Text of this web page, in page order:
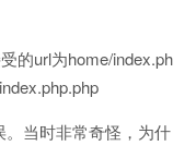
的url为home/index.ph
当时非常奇怪，为什